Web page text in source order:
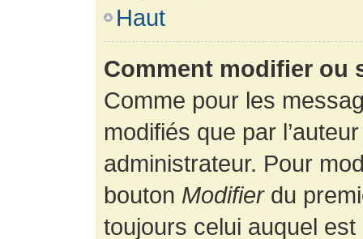
Haut
Comment modifier ou
Comme pour les
modifiés que par
administrateur. Pour
bouton Modifierdu
toujours celui auquel